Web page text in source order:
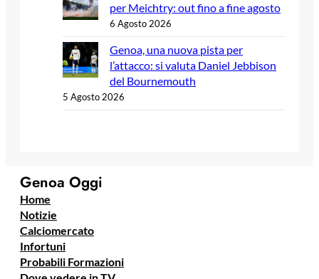
per Meichtry: out fino a fine agosto
6 Agosto 2026
Genoa, una nuova pista per
l’attacco: si valuta Daniel Jebbison
del Bournemouth
5 Agosto 2026
Genoa Oggi
Home
Notizie
Calciomercato
Infortuni
Probabili Formazioni